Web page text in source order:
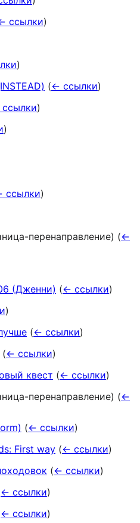
ссылки)
)
(← ссылки)
)
)
ссылки)
перенаправление) (←
(Дженни) (← ссылки)
)
(← ссылки)
(← ссылки)
квест (← ссылки)
перенаправление) (←
(← ссылки)
First way (← ссылки)
(← ссылки)
← ссылки)
← ссылки)